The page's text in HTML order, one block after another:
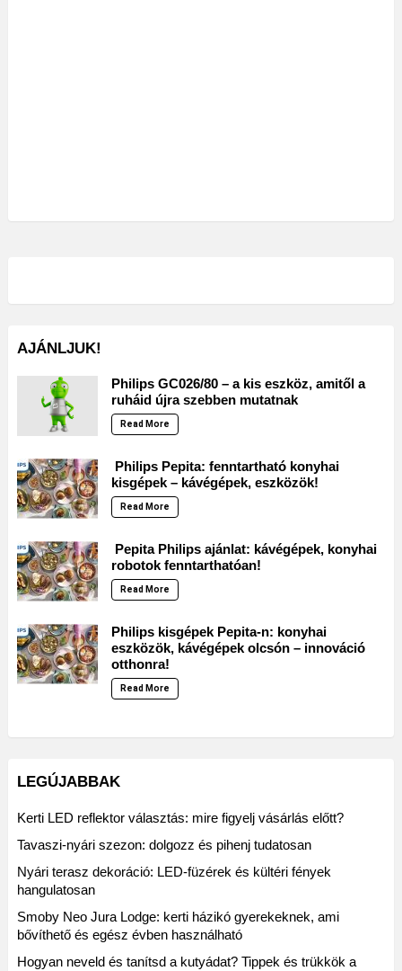
AJÁNLJUK!
Philips GC026/80 – a kis eszköz, amitől a
ruháid újra szebben mutatnak
Read More
Philips Pepita: fenntartható konyhai
kisgépek – kávégépek, eszközök!
Read More
Pepita Philips ajánlat: kávégépek, konyhai
robotok fenntarthatóan!
Read More
Philips kisgépek Pepita-n: konyhai
eszközök, kávégépek olcsón – innováció
otthonra!
Read More
LEGÚJABBAK
Kerti LED reflektor választás: mire figyelj vásárlás előtt?
Tavaszi-nyári szezon: dolgozz és pihenj tudatosan
Nyári terasz dekoráció: LED-füzérek és kültéri fények
hangulatosan
Smoby Neo Jura Lodge: kerti házikó gyerekeknek, ami
bővíthető és egész évben használható
Hogyan neveld és tanítsd a kutyádat? Tippek és trükkök a